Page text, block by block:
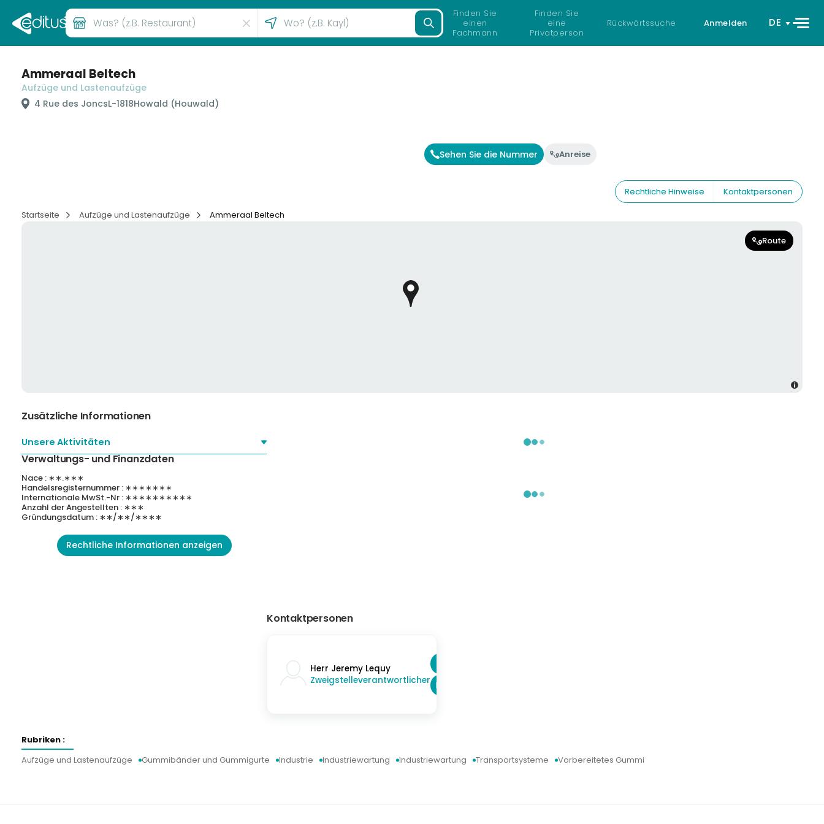
Finden Sie
einen
Fachmann
Finden Sie
eine
Privatperson
Rückwärtssuche Anmelden DE
Ammeraal Beltech
Aufzüge und Lastenaufzüge
4 Rue des JoncsL-1818Howald (Houwald)
Sehen Sie die Nummer Anreise
Rechtliche Hinweise
Kontaktpersonen
Startseite
Aufzüge und Lastenaufzüge Ammeraal Beltech
Route
Zusätzliche Informationen
Unsere Aktivitäten
Verwaltungs- und Finanzdaten
Nace : ∗∗.∗∗∗
Handelsregisternummer : ∗∗∗∗∗∗∗
Internationale MwSt.-Nr : ∗∗∗∗∗∗∗∗∗∗
Anzahl der Angestellten : ∗∗∗
Gründungsdatum : ∗∗/∗∗/∗∗∗∗
Rechtliche Informationen anzeigen
Kontaktpersonen
Herr Jeremy Lequy
Zweigstelleverantwortlicher
Rubriken :
Aufzüge und Lastenaufzüge
Gummibänder und Gummigurte Industrie Industriewartung Industriewartung Transportsysteme Vorbereitetes Gummi